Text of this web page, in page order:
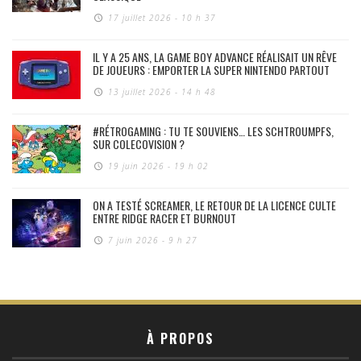
17 juillet 2026 - 10 h 37
IL Y A 25 ANS, LA GAME BOY ADVANCE RÉALISAIT UN RÊVE
DE JOUEURS : EMPORTER LA SUPER NINTENDO PARTOUT
13 juillet 2026 - 14 h 48
#RÉTROGAMING : TU TE SOUVIENS… LES SCHTROUMPFS,
SUR COLECOVISION ?
19 juin 2026 - 19 h 02
ON A TESTÉ SCREAMER, LE RETOUR DE LA LICENCE CULTE
ENTRE RIDGE RACER ET BURNOUT
7 juin 2026 - 9 h 27
À PROPOS